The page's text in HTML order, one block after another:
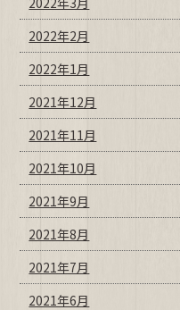
2022年2月
2022年1月
2021年12月
2021年11月
2021年10月
2021年9月
2021年8月
2021年7月
2021年6月